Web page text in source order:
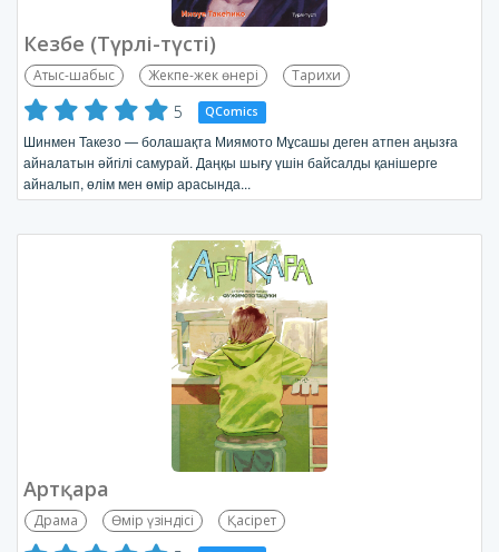
Кезбе (Түрлі-түсті)
Атыс-шабыс Жекпе-жек өнері Тарихи
5 QComics
Шинмен Такезо — болашақта Миямото Мұсашы деген атпен аңызға
айналатын әйгілі самурай. Даңқы шығу үшін байсалды қанішерге
айналып, өлім мен өмір арасында...
Артқара
Драма Өмір үзіндісі Қасірет